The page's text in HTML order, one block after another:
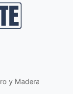
y Madera